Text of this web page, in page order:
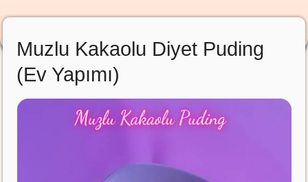
Muzlu Kakaolu Diyet Puding
(Ev Yapımı)